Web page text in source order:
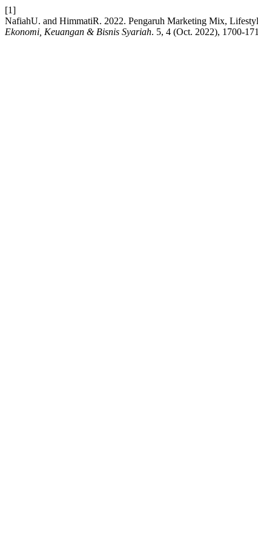
[1]
NafiahU. and HimmatiR. 2022. Pengaruh Marketing Mix,
Ekonomi, Keuangan & Bisnis Syariah. 5, 4 (Oct. 2022), 1700-